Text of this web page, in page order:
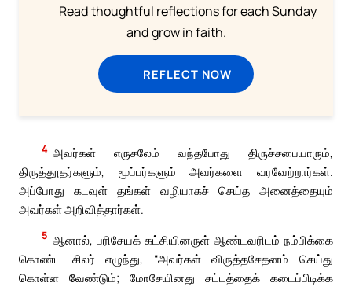
Read thoughtful reflections for each Sunday
and grow in faith.
REFLECT NOW
4 அவர்கள் எருசலேம் வந்தபோது திருச்சபையாரும்,
திருத்தூதர்களும், மூப்பர்களும் அவர்களை வரவேற்றார்கள்.
அப்போது கடவுள் தங்கள் வழியாகச் செய்த அனைத்தையும்
அவர்கள் அறிவித்தார்கள்.
5 ஆனால், பரிசேயக் கட்சியினருள் ஆண்டவரிடம் நம்பிக்கை
கொண்ட சிலர் எழுந்து, “அவர்கள் விருத்தசேதனம் செய்து
கொள்ள வேண்டும்; மோசேயினது சட்டத்தைக் கடைப்பிடிக்க